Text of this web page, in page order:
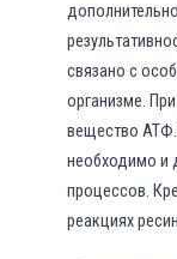
связано с
организме.
вещество АТФ.
необходимо и
процессов.
реакциях